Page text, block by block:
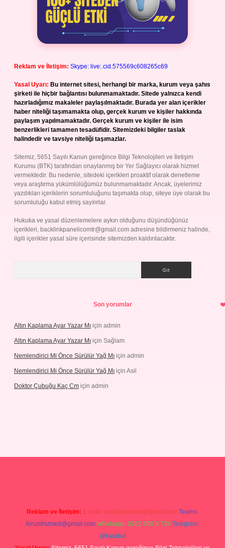
Reklam ve İletişim: Skype: live:.cid.575569c608265c69
Yasal Uyarı: Bu internet sitesi, herhangi bir marka, kurum veya şahıs
şirketi ile hiçbir bağlantısı bulunmamaktadır. Sitede yalnızca kendi
hazırladığımız makaleler paylaşılmaktadır. Burada yer alan içerikler
haber niteliği taşımamakta olup, gerçek kurum ve kişiler hakkında
paylaşım yapılmamaktadır. Gerçek kurum ve kişiler ile isim
benzerlikleri tamamen tesadüfidir. Sitemizdeki bilgiler taslak
halindedir ve tavsiye niteliği taşımazlar.
Sitemiz, 5651 Sayılı Kanun gereğince Bilgi Teknolojileri ve İletişim
Kurumu (BTK) tarafından onaylanmış bir Yer Sağlayıcı olarak hizmet
vermektedir. Bu nedenle, sitedeki içerikleri proaktif olarak denetleme
veya araştırma yükümlülüğümüz bulunmamaktadır. Ancak, üyelerimiz
yazdıkları içeriklerin sorumluluğunu taşımakta olup, siteye üye olarak bu
sorumluluğu kabul etmiş sayılırlar.
Hukuka ve yasal düzenlemelere aykırı olduğunu düşündüğünüz
içerikleri, backlinkpanelicomtr@gmail.com adresine bildirmeniz halinde,
ilgili içerikler yasal süre içerisinde sitemizden kaldırılacaktır.
Son yorumlar
Altın Kaplama Ayar Yazar Mı için admin
Altın Kaplama Ayar Yazar Mı için Sağlam
Nemlendirici Mi Önce Sürülür Yağ Mı için admin
Nemlendirici Mi Önce Sürülür Yağ Mı için Asil
Doktor Çubuğu Kaç Cm için admin
Reklam ve İletişim: E-mail: backlinkpaneli@gmail.com Teams:
forumhizmeti@gmail.com Whatsapp: 0262 606 0 726 Telegram:
@karabul